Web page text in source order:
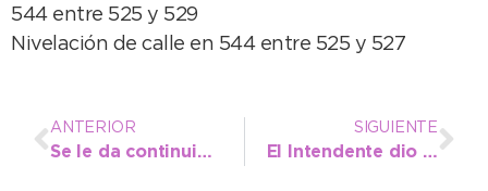
544 entre 525 y 529
Nivelación de calle en 544 entre 525 y 527
ANTERIOR
Se le da continuidad a los trabajos de cordón cuneta en la ciudad
SIGUIENTE
El Intendente dio la bienvenida al flamante campeón del mundo en canotaje